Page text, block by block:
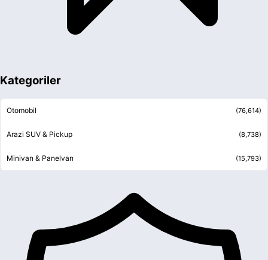
Kategoriler
Otomobil (76,614)
Arazi SUV & Pickup (8,738)
Minivan & Panelvan (15,793)